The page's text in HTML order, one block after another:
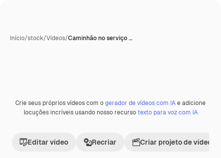
Início/stock/Vídeos/Caminhão no serviço …
Premium
Crie seus próprios vídeos com ogerador de vídeos com IAe adicione
locuções incríveis usando nosso recursotexto para voz com IA
Editar vídeo Recriar Criar projeto de vídeo